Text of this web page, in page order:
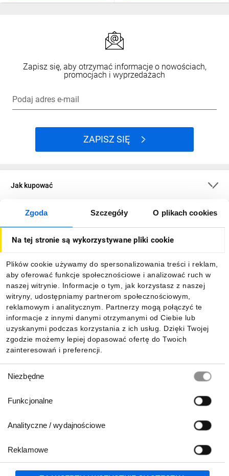
Zgoda Szczegóły O plikach cookies
Na tej stronie są wykorzystywane pliki cookie
Plików cookie używamy do spersonalizowania treści i reklam,
aby oferować funkcje społecznościowe i analizować ruch w
naszej witrynie. Informacje o tym, jak korzystasz z naszej
witryny, udostępniamy partnerom społecznościowym,
reklamowym i analitycznym. Partnerzy mogą połączyć te
informacje z innymi danymi otrzymanymi od Ciebie lub
uzyskanymi podczas korzystania z ich usług. Dzięki Twojej
zgodzie możemy lepiej dopasować ofertę do Twoich
zainteresowań i preferencji.
zgody
Niezbędne
Funkcjonalne
Analityczne / wydajnościowe
Reklamowe
Zapisz się, aby otrzymać informacje o nowościach,
promocjach i wyprzedażach
Podaj adres e-mail
ZAPISZ SIĘ
Jak kupować
O firmie
Informacje
Pobierz naszą aplikację mobilną:
801 500 700 lub 71 37 61 600